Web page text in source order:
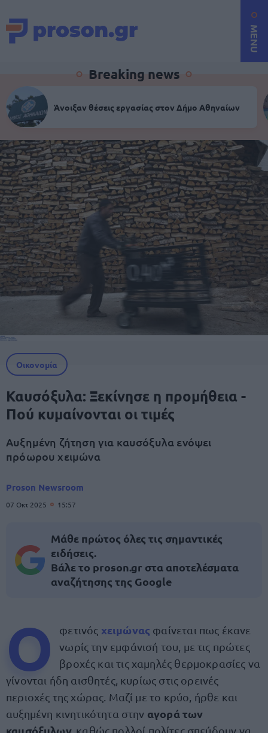
MENU
Breaking news
Άνοιξαν θέσεις εργασίας στον Δήμο Αθηναίων
Οικονομία
Καυσόξυλα: Ξεκίνησε η προμήθεια -
Πού κυμαίνονται οι τιμές
Αυξημένη ζήτηση για καυσόξυλα ενόψει
πρόωρου χειμώνα
Proson Newsroom
07 Οκτ 2025 15:57
Μάθε πρώτος όλες τις σημαντικές
ειδήσεις.
Βάλε το proson.gr στα αποτελέσματα
αναζήτησης της Google
Ο φετινός χειμώνας φαίνεται πως έκανε
νωρίς την εμφάνισή του, με τις πρώτες
βροχές και τις χαμηλές θερμοκρασίες να
γίνονται ήδη αισθητές, κυρίως στις ορεινές
περιοχές της χώρας. Μαζί με το κρύο, ήρθε και
αυξημένη κινητικότητα στην αγορά των
καθώς πολλοί πολίτες σπεύδουν να